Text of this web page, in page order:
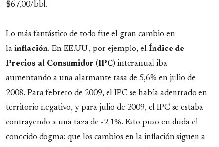
$67,00/bbl.
Lo más fantástico de todo fue el gran cambio en
la inflación. En EE.UU., por ejemplo, el Índice de
Precios al Consumidor (IPC) interanual iba
aumentando a una alarmante tasa de 5,6% en julio de
2008. Para febrero de 2009, el IPC se había adentrado en
territorio negativo, y para julio de 2009, el IPC se estaba
contrayendo a una taza de -2,1%. Esto puso en duda el
conocido dogma: que los cambios en la inflación siguen a